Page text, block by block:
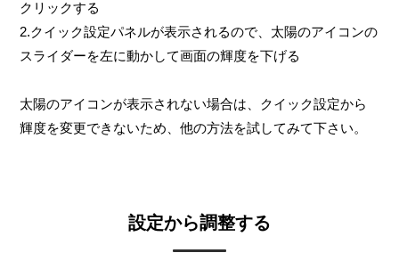
クリックする
2.クイック設定パネルが表示されるので、太陽のアイコンの
スライダーを左に動かして画面の輝度を下げる
太陽のアイコンが表示されない場合は、クイック設定から
輝度を変更できないため、他の方法を試してみて下さい。
設定から調整する